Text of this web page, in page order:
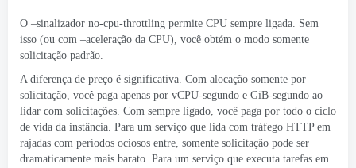
O –sinalizador no-cpu-throttling permite CPU sempre ligada. Sem
isso (ou com –aceleração da CPU), você obtém o modo somente
solicitação padrão.
A diferença de preço é significativa. Com alocação somente por
solicitação, você paga apenas por vCPU-segundo e GiB-segundo ao
lidar com solicitações. Com sempre ligado, você paga por todo o ciclo
de vida da instância. Para um serviço que lida com tráfego HTTP em
rajadas com períodos ociosos entre, somente solicitação pode ser
dramaticamente mais barato. Para um serviço que executa tarefas em